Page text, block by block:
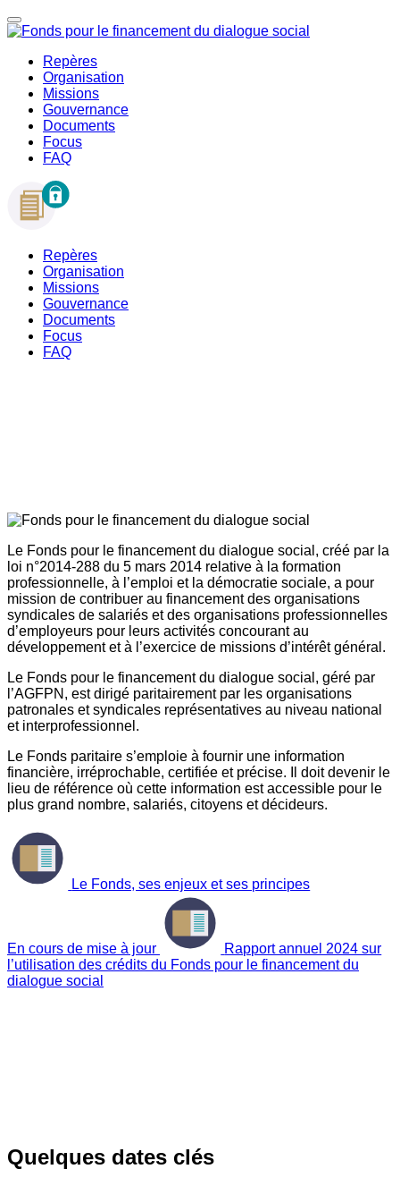
Repères
Organisation
Missions
Gouvernance
Documents
Focus
FAQ
Repères
Organisation
Missions
Gouvernance
Documents
Focus
FAQ
Le Fonds pour le financement du dialogue social, créé par la
loi n°2014-288 du 5 mars 2014 relative à la formation
professionnelle, à l’emploi et la démocratie sociale, a pour
mission de contribuer au financement des organisations
syndicales de salariés et des organisations professionnelles
d’employeurs pour leurs activités concourant au
développement et à l’exercice de missions d’intérêt général.
Le Fonds pour le financement du dialogue social, géré par
l’AGFPN, est dirigé paritairement par les organisations
patronales et syndicales représentatives au niveau national
et interprofessionnel.
Le Fonds paritaire s’emploie à fournir une information
financière, irréprochable, certifiée et précise. Il doit devenir le
lieu de référence où cette information est accessible pour le
plus grand nombre, salariés, citoyens et décideurs.
Le Fonds, ses enjeux et ses principes
En cours de mise à jour
Rapport annuel 2024 sur
l’utilisation des crédits du Fonds pour le financement du
dialogue social
Quelques dates clés